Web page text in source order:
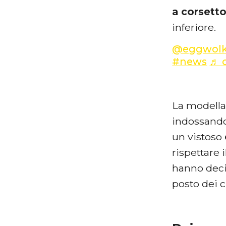
a
inferiore.
#news ♬
La
un vistoso
rispettare
hanno
posto dei